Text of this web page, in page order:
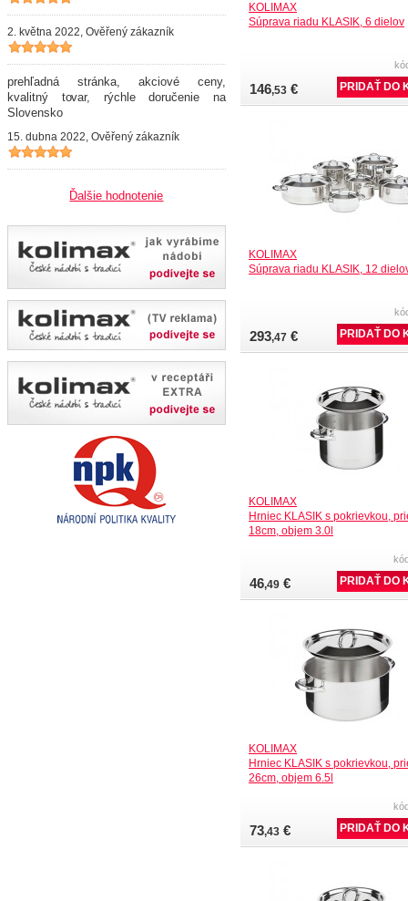
KOLIMAX
Súprava riadu KLASIK, 6 dielov
146,53 €
KOLIMAX
Súprava riadu KLASIK, 12
293,47 €
KOLIMAX
Hrniec KLASIK s pokrievkou,
18cm, objem 3.0l
46,49 €
KOLIMAX
Hrniec KLASIK s pokrievkou,
26cm, objem 6.5l
73,43 €
2. května 2022, Ověřený zákazník
prehľadná stránka, akciové ceny,
kvalitný tovar, rýchle doručenie na
Slovensko
15. dubna 2022, Ověřený zákazník
Ďalšie hodnotenie